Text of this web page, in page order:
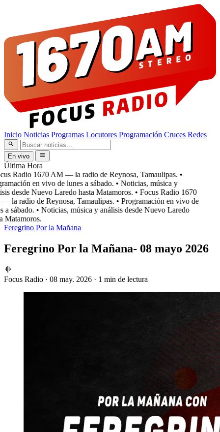
Inicio Noticias Programas Locutores Programación Cruces Redes
En vivo
Última Hora
Radio 1670 AM — la radio de Reynosa, Tamaulipas. •
en vivo de lunes a sábado. • Noticias, música y
desde Nuevo Laredo hasta Matamoros. • Focus Radio 1670
la radio de Reynosa, Tamaulipas. • Programación en vivo de
a sábado. • Noticias, música y análisis desde Nuevo Laredo
Matamoros.
Feregrino Por la Mañana
Feregrino Por la Mañana- 08 mayo 2026
Focus Radio · 08 may. 2026 · 1 min de lectura